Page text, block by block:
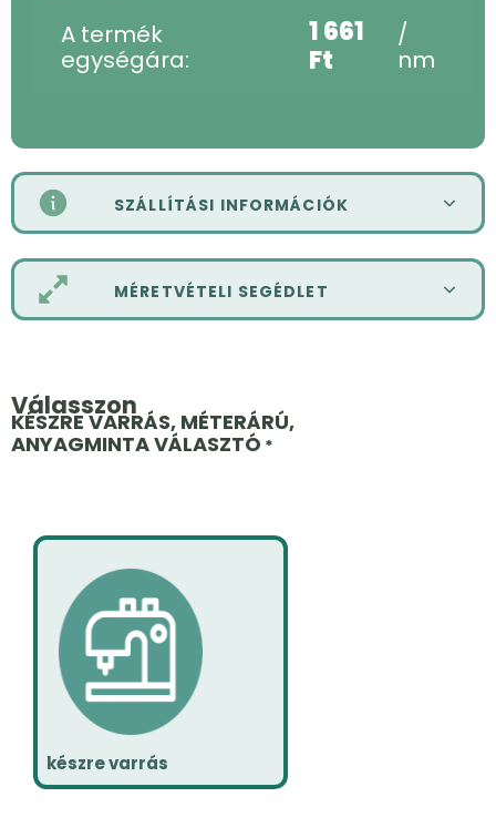
A termék
egységára:
1 661
Ft
/
nm
SZÁLLÍTÁSI INFORMÁCIÓK
MÉRETVÉTELI SEGÉDLET
Válasszon
KÉSZRE VARRÁS, MÉTERÁRÚ,
ANYAGMINTA VÁLASZTÓ *
készre varrás